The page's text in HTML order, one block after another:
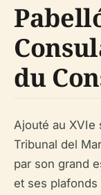
du
Ajouté au XVIe
Tribunal del
par son grand
et ses